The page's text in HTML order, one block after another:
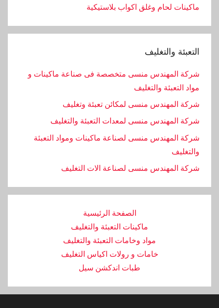
ماكينات لحام وغلق اكواب بلاستيكية
التعبئة والتغليف
شركة المهندس منسى متخصصة فى صناعة ماكينات و
مواد التعبئة والتغليف
شركة المهندس منسى لمكائن تعبئة وتغليف
شركة المهندس منسى لمعدات التعبئة والتغليف
شركة المهندس منسى لصناعة ماكينات ومواد التعبئة
والتغليف
‏شركة المهندس منسى لصناعة الات التغليف
الصفحة الرئيسية
ماكينات التعبئة والتغليف
مواد وخامات التعبئة والتغليف
خامات و رولات اكياس التغليف
طبات اندكشن سيل